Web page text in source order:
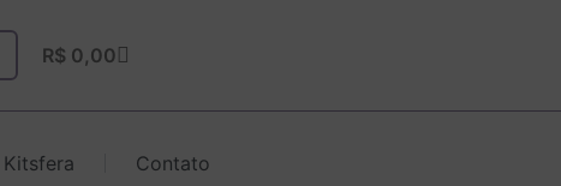
R$ 0,00Carrinho
Contato